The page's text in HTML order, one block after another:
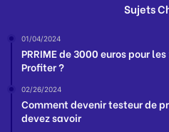
Sujets
01/04/2024
PRRIME de 3000 euros pour
Profiter ?
02/26/2024
Comment devenir testeur de
devez savoir